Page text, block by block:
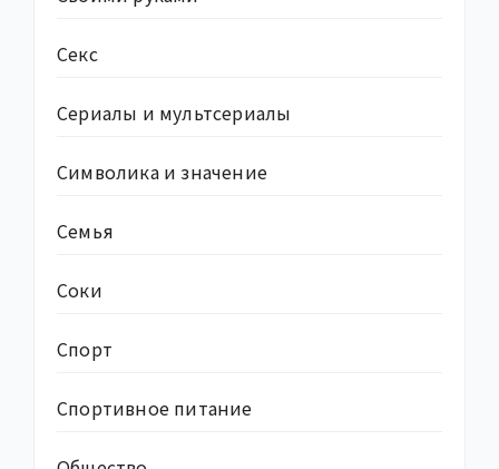
Секс
Сериалы и мультсериалы
Символика и значение
Семья
Соки
Спорт
Спортивное питание